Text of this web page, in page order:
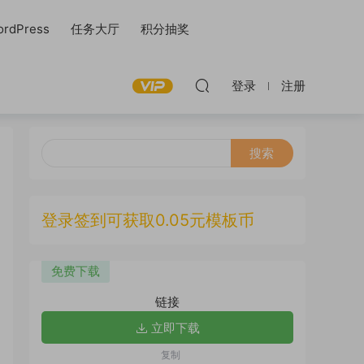
任务大厅 积分抽奖
登录 注册
登录签到可获取0.05元模板币
免费下载
链接
立即下载
复制